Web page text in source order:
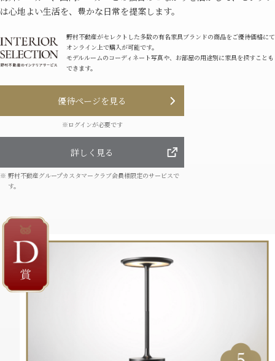
は⼼地よい⽣活を、豊かな⽇常を提案します。
野村不動産がセレクトした多数の有名家具ブランドの商品をご優待価格にて
オンライン上で購入が可能です。
モデルルームのコーディネート写真や、お部屋の用途別に家具を探すことも
できます。
優待ページを⾒る
※ログインが必要です
詳しく見る
※ 野村不動産グループカスタマークラブ会員様限定のサービスで
す。